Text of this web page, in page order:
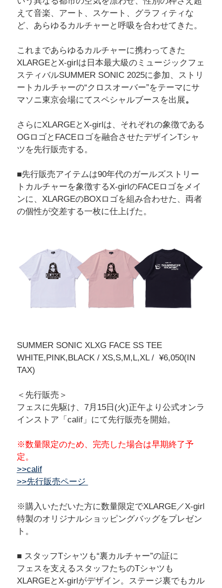
えて音楽、アート、スケート、グラフィティな
ど、あらゆるカルチャーと呼吸を合わせてきた。
これまであらゆるカルチャーに携わってきた
XLARGEとX-girlは日本最大級のミュージックフェ
スティバルSUMMER SONIC 2025に参加、ストリ
ートカルチャーの“クロスオーバー”をテーマにサ
マソニ東京会場にてスペシャルブースを出展。
さらにXLARGEとX-girlは、それぞれの象徴である
OGロゴとFACEロゴを融合させたデザインTシャ
ツを先行販売する。
■先行販売アイテムは90年代のガールズストリー
トカルチャーを象徴するX-girlのFACEロゴをメイ
ンに、XLARGEのBOXロゴを組み合わせた、両者
の個性が交差する一枚に仕上げた。
SUMMER SONIC XLXG FACE SS TEE
WHITE,PINK,BLACK / XS,S,M,L,XL / ¥6,050(IN
TAX)
＜先行販売＞
フェスに先駆け、7月15日(火)正午より公式オンラ
インストア「calif」にて先行販売を開始。
※数量限定のため、完売した場合は早期終了予
定。
>>calif
>>先行販売ページ
※購入いただいた方に数量限定でXLARGE／X-girl
特製のオリジナルショッピングバッグをプレゼン
ト。
■ スタッフTシャツも“裏カルチャー”の証に
フェスを支えるスタッフたちのTシャツも
XLARGEとX-girlがデザイン。ステージ裏でもカル